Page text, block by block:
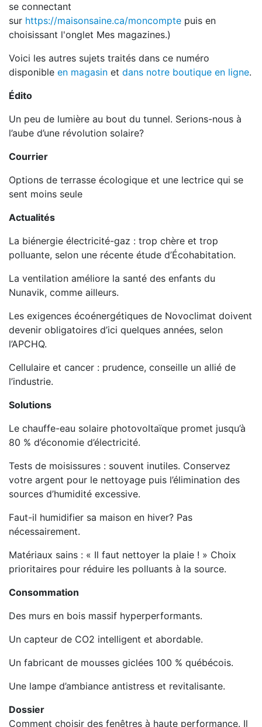
se connectant
sur https://maisonsaine.ca/moncompte puis en
choisissant l'onglet Mes magazines.)
Voici les autres sujets traités dans ce numéro
disponible en magasin et dans notre boutique en ligne.
Édito
Un peu de lumière au bout du tunnel. Serions-nous à
l’aube d’une révolution solaire?
Courrier
Options de terrasse écologique et une lectrice qui se
sent moins seule
Actualités
La biénergie électricité-gaz : trop chère et trop
polluante, selon une récente étude d’Écohabitation.
La ventilation améliore la santé des enfants du
Nunavik, comme ailleurs.
Les exigences écoénergétiques de Novoclimat doivent
devenir obligatoires d’ici quelques années, selon
l’APCHQ.
Cellulaire et cancer : prudence, conseille un allié de
l’industrie.
Solutions
Le chauffe-eau solaire photovoltaïque promet jusqu’à
80 % d’économie d’électricité.
Tests de moisissures : souvent inutiles. Conservez
votre argent pour le nettoyage puis l’élimination des
sources d’humidité excessive.
Faut-il humidifier sa maison en hiver? Pas
nécessairement.
Matériaux sains : « Il faut nettoyer la plaie ! » Choix
prioritaires pour réduire les polluants à la source.
Consommation
Des murs en bois massif hyperperformants.
Un capteur de CO2 intelligent et abordable.
Un fabricant de mousses giclées 100 % québécois.
Une lampe d’ambiance antistress et revitalisante.
Dossier
Comment choisir des fenêtres à haute performance. Il